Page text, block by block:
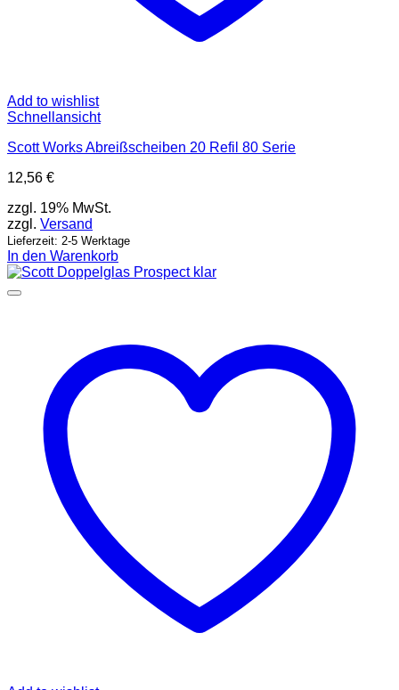
Add to wishlist
Schnellansicht
Scott Works Abreißscheiben 20 Refil 80 Serie
12,56 €
zzgl. 19% MwSt.
zzgl. Versand
Lieferzeit: 2-5 Werktage
In den Warenkorb